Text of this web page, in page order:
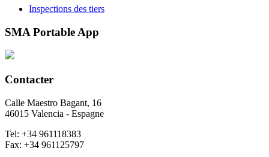
Inspections des tiers
SMA Portable App
Contacter
Calle Maestro Bagant, 16
46015 Valencia - Espagne
Tel: +34 961118383
Fax: +34 961125797